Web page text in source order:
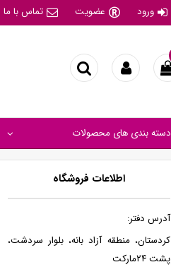
ورود عضویت تماس با ما
دسته بندی های محصولات
اطلاعات فروشگاه
آدرس دفتر:
کردستان، منطقه آزاد بانه، بلوار سردشت،
پشت ۲۴مارکت